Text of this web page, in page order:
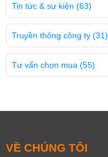
Tin tức & sự kiện (63)
Truyền thông công ty (31)
Tư vấn chọn mua (55)
VỀ CHÚNG TÔI